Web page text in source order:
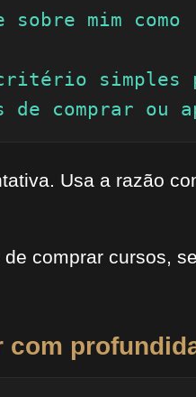
mim como
simples
de comprar ou
Usa a razão
comprar cursos,
com